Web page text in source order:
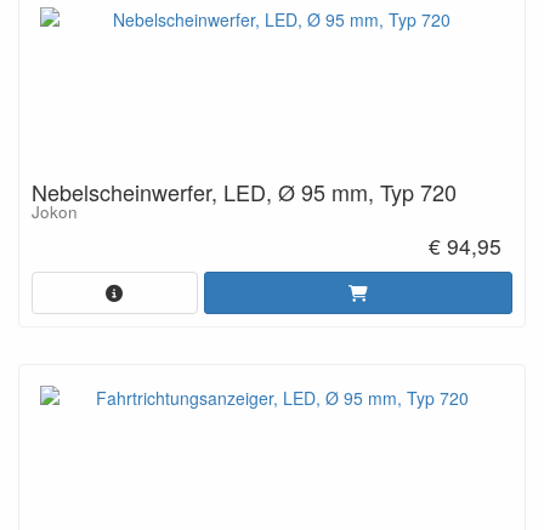
Nebelscheinwerfer, LED, Ø 95 mm, Typ 720
Jokon
€ 94,95